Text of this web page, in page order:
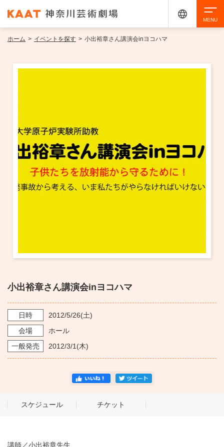
イベントを探す
・ イベント一覧
・ イベントカレンダー
ご来場案内
・ よくある質問
・ 施設概要
・ フロアマップ
SNS
ホーム > イベントを探す > 小出裕章さん講演会inヨコハマ
小出裕章さん講演会inヨコハマ
日時 2012/5/26(土)
会場
ホール
一般発売
2012/3/1 (木)
スケジュール チケット
講師／小出裕章先生